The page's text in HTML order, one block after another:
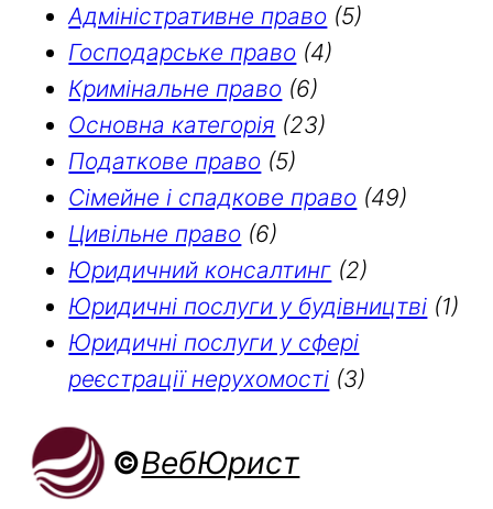
Адміністративне право (5)
Господарське право (4)
Кримінальне право (6)
Основна категорія (23)
Податкове право (5)
Сімейне і спадкове право (49)
Цивільне право (6)
Юридичний консалтинг (2)
Юридичні послуги у будівництві (1)
Юридичні послуги у сфері
реєстрації нерухомості (3)
©ВебЮрист